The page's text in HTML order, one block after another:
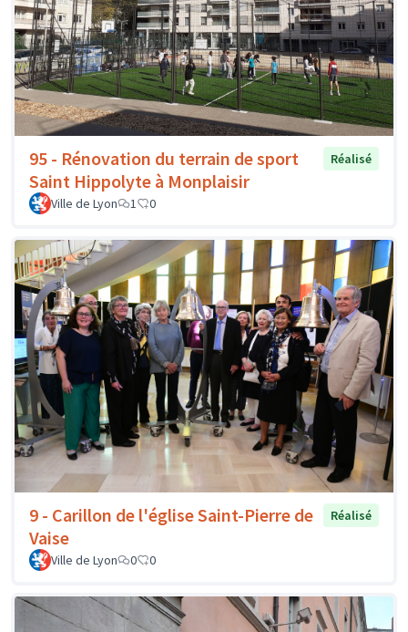
95 - Rénovation du terrain de sport
Saint Hippolyte à Monplaisir
Réalisé
Ville de Lyon 1 0
9 - Carillon de l'église Saint-Pierre de
Vaise
Réalisé
Ville de Lyon 0 0